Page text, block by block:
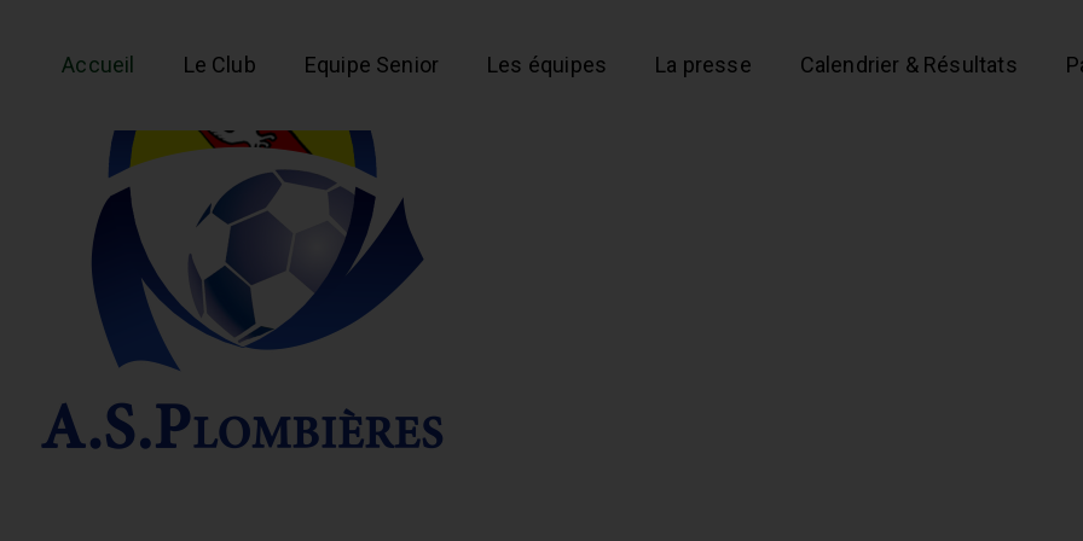
Accueil Le Club Equipe Senior Les équipes La presse Calendrier & Résultats